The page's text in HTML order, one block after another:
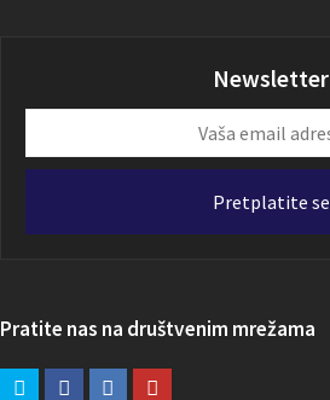
Newsletter
email
Pretplatite se
Pratite nas na društvenim mrežama